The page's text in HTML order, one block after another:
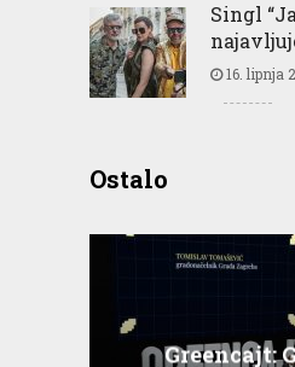
Singl
16. lipnja
Ostalo
Greencajt: